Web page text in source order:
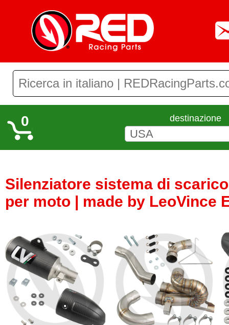
0 destinazione
Silenziatore sistema di
per moto | made by LeoVince